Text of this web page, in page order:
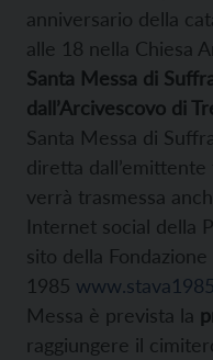
anniversario della
alle 18 nella Chiesa
Santa Messa di
dall’Arcivescovo di
Santa Messa di
diretta
verrà trasmessa
Internet social della
sito della Fondazione
1985
Messa è prevista la
raggiungere il